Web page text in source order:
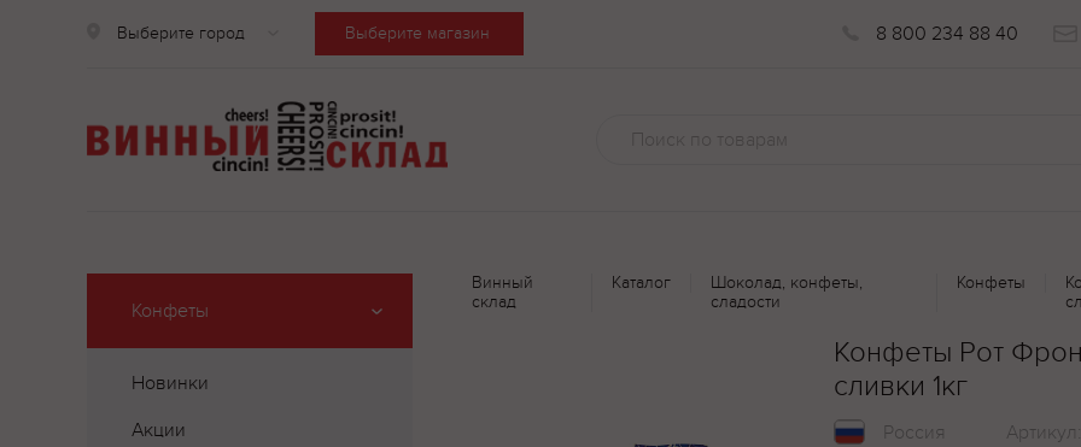
Выберите город Выберите магазин 8 800 234 88 40
Конфеты
Новинки
Акции
Винный
склад
Каталог
Шоколад, конфеты,
сладости
Конфеты
Конфеты Рот
сливки 1кг
Россия Артикул: